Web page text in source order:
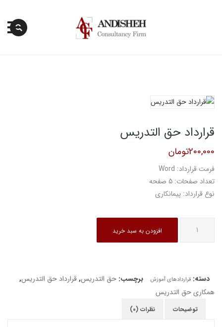
قرارداد حق التدریس
200,000تومان
فرمت قرارداد: Word
تعداد صفحات: 5 صفحه
نوع قرارداد: پیمانکاری
افزودن به سبد خرید
دسته: قراردادهای آموزش برچسب: حق التدریس,قرارداد حق التدریس,
همکاری حق التدریس
توضیحات نظرات (0)